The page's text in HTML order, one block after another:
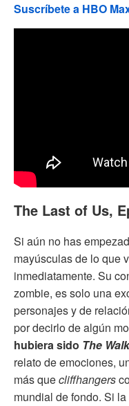
Suscríbete a HBO
The Last of Us,
Si aún no has
mayúsculas de lo que
inmediatamente. Su
zombie, es solo una
personajes y de
por decirlo de algún
hubiera sido The
relato de emociones,
más quecliffhangers
mundial de fondo. Si